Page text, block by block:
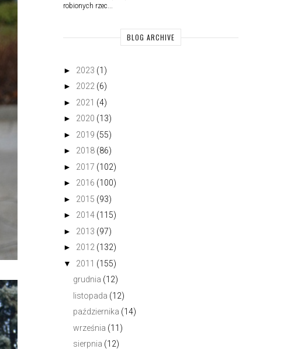
robionych rzec...
BLOG ARCHIVE
► 2023 (1)
► 2022 (6)
► 2021 (4)
► 2020 (13)
► 2019 (55)
► 2018 (86)
► 2017 (102)
► 2016 (100)
► 2015 (93)
► 2014 (115)
► 2013 (97)
► 2012 (132)
▼
2011 (155)
grudnia (12)
listopada (12)
października (14)
września (11)
sierpnia (12)